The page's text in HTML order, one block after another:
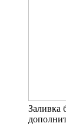
Заливка